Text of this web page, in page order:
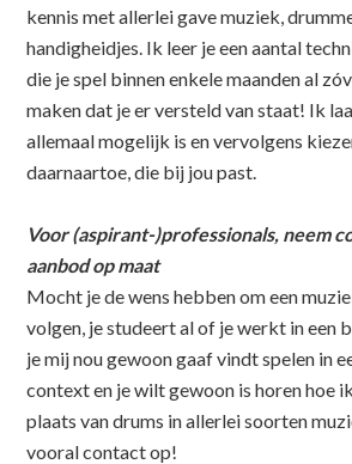
kennis met allerlei gave muziek,
handigheidjes. Ik leer je een aantal
die je spel binnen enkele maanden al
maken dat je er versteld van staat! Ik
allemaal mogelijk is en vervolgens
daarnaartoe, die bij jou past.
Voor (aspirant-)professionals, neem
aanbod op maat
Mocht je de wens hebben om een
volgen, je studeert al of je werkt in een
je mij nou gewoon gaaf vindt spelen in
context en je wilt gewoon is horen hoe
plaats van drums in allerlei soorten
vooral contact op!